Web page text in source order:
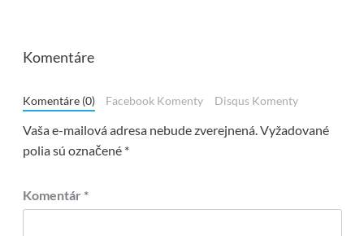
Komentáre
Komentáre (0) Facebook Komenty Disqus Komenty
Vaša e-mailová adresa nebude zverejnená.Vyžadované
polia sú označené *
Komentár *